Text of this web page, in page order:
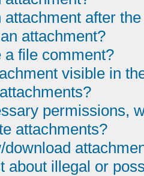
attachment after
attachment?
a file comment?
visible in
permissions,
attachments?
about illegal or